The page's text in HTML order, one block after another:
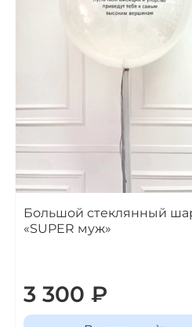
Большой стеклянный
«SUPER муж»
3 300 ₽